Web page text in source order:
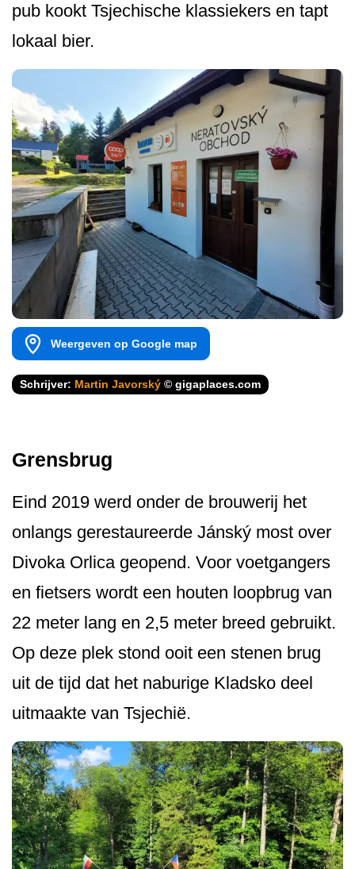
pub kookt Tsjechische klassiekers en tapt
lokaal bier.
Weergeven op Google map
Schrijver: Martin Javorský © gigaplaces.com
Grensbrug
Eind 2019 werd onder de brouwerij het
onlangs gerestaureerde Jánský most over
Divoka Orlica geopend. Voor voetgangers
en fietsers wordt een houten loopbrug van
22 meter lang en 2,5 meter breed gebruikt.
Op deze plek stond ooit een stenen brug
uit de tijd dat het naburige Kladsko deel
uitmaakte van Tsjechië.